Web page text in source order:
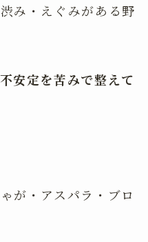
み・えぐみがある野
安定を苦みで整えて
が・アスパラ・ブロ